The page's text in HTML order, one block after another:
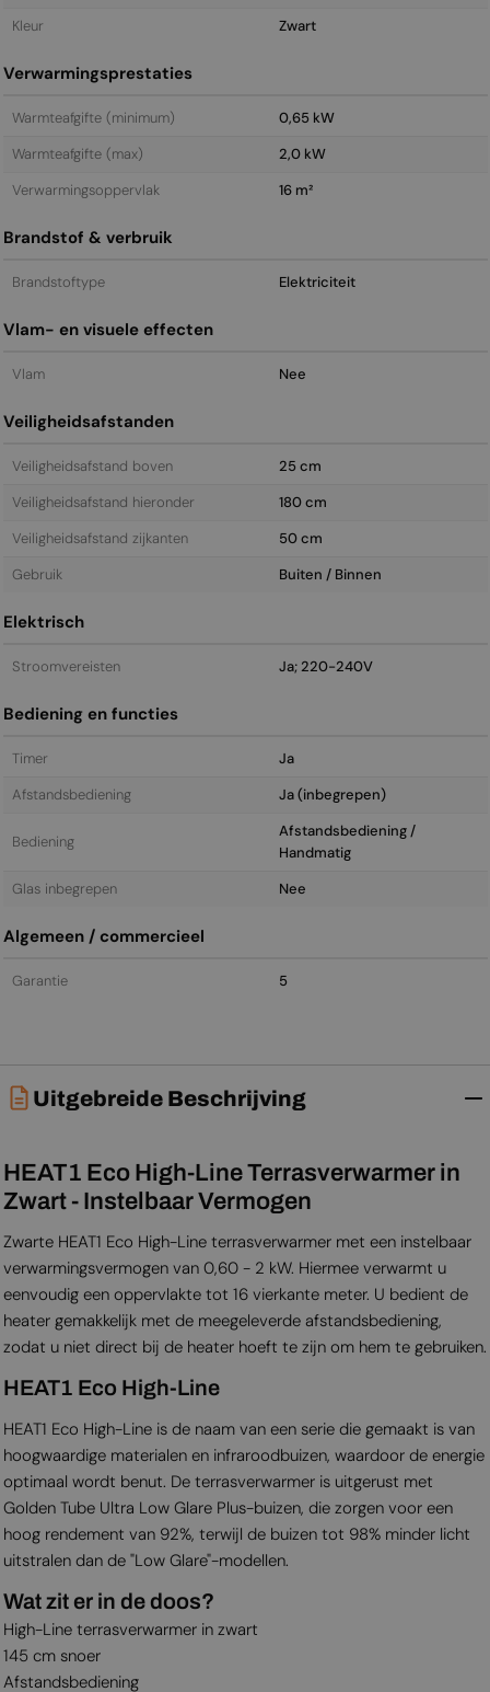
Kleur
Zwart
Verwarmingsprestaties
Warmteafgifte (minimum)
0,65 kW
Warmteafgifte (max)
2,0 kW
Verwarmingsoppervlak
16 m²
Brandstof & verbruik
Brandstoftype Elektriciteit
Vlam- en visuele effecten
Vlam Nee
Veiligheidsafstanden
Veiligheidsafstand boven
25 cm
Veiligheidsafstand hieronder
180 cm
Veiligheidsafstand zijkanten
50 cm
Gebruik
Buiten / Binnen
Elektrisch
Stroomvereisten Ja; 220-240V
Bediening en functies
Timer
Ja
Afstandsbediening
Ja (inbegrepen)
Bediening
Afstandsbediening /
Handmatig
Glas inbegrepen
Nee
Algemeen / commercieel
Garantie 5
Uitgebreide Beschrijving
HEAT1 Eco High-Line Terrasverwarmer in
Zwart - Instelbaar Vermogen
Zwarte HEAT1 Eco High-Line terrasverwarmer met een instelbaar
verwarmingsvermogen van 0,60 - 2 kW. Hiermee verwarmt u
eenvoudig een oppervlakte tot 16 vierkante meter. U bedient de
heater gemakkelijk met de meegeleverde afstandsbediening,
zodat u niet direct bij de heater hoeft te zijn om hem te gebruiken.
HEAT1 Eco High-Line
HEAT1 Eco High-Line is de naam van een serie die gemaakt is van
hoogwaardige materialen en infraroodbuizen, waardoor de energie
optimaal wordt benut. De terrasverwarmer is uitgerust met
Golden Tube Ultra Low Glare Plus-buizen, die zorgen voor een
hoog rendement van 92%, terwijl de buizen tot 98% minder licht
uitstralen dan de "Low Glare"-modellen.
Wat zit er in de doos?
High-Line terrasverwarmer in zwart
145 cm snoer
Afstandsbediening